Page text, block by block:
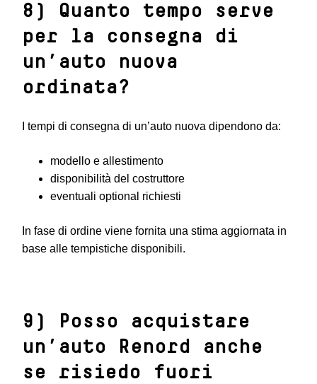
8) Quanto tempo serve
per la consegna di
un’auto nuova
ordinata?
I tempi di consegna di un’auto nuova dipendono da:
modello e allestimento
disponibilità del costruttore
eventuali optional richiesti
In fase di ordine viene fornita una stima aggiornata in
base alle tempistiche disponibili.
9) Posso acquistare
un’auto Renord anche
se risiedo fuori